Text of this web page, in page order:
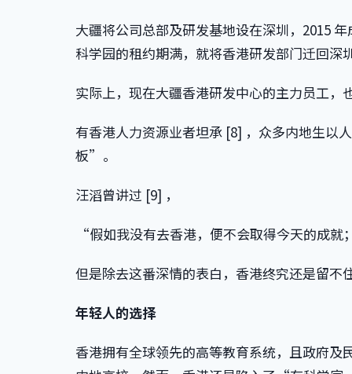
大疆将公司总部及研发基地设在深圳，2015
科学园的租约期满，就将香港研发部门迁回深
实际上，现在大疆香港研发中心的主力员工
有香港人力资源业者坦承 [8] ，众多内地生以
板”。
汪滔曾讲过 [9] ，
“假如我没有去香港，便不会取得今天的成
但是除去这番深情的表白，香港终究还是留不
年轻人的选择
香港拥有全球领先的高等教育系统，且政府及